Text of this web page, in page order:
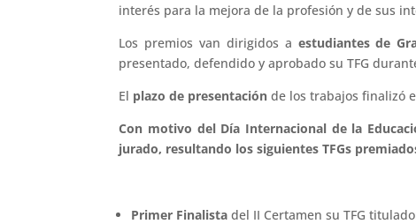
interés para la mejora de la profesión y de sus
Los premios van dirigidos a estudiantes de
presentado, defendido y aprobado su TFG
El plazo de presentación de los trabajos finalizó
Con motivo del Día Internacional de la
jurado, resultando los siguientes TFGs
Primer Finalista del II Certamen su TFG